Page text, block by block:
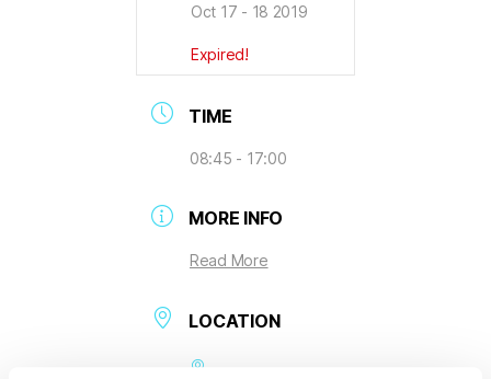
Oct 17 - 18 2019
Expired!
TIME
08:45 - 17:00
MORE INFO
Read More
LOCATION